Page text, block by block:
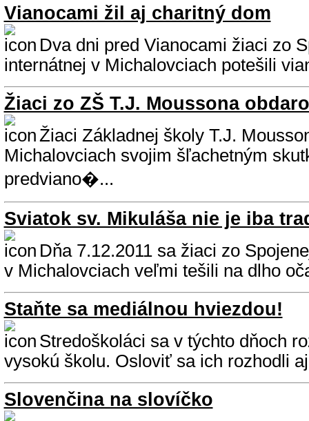
Vianocami žil aj charitný dom
Dva dni pred Vianocami žiaci zo
internátnej v Michalovciach potešili
Žiaci zo ZŠ T.J. Moussona
Žiaci Základnej školy T.J.
Michalovciach svojim šľachetným
predviano�...
Sviatok sv. Mikuláša nie je iba
Dňa 7.12.2011 sa žiaci zo
v Michalovciach veľmi tešili na dlho
Staňte sa mediálnou hviezdou!
Stredoškoláci sa v týchto dňoch
vysokú školu. Osloviť sa ich rozhodli
Slovenčina na slovíčko